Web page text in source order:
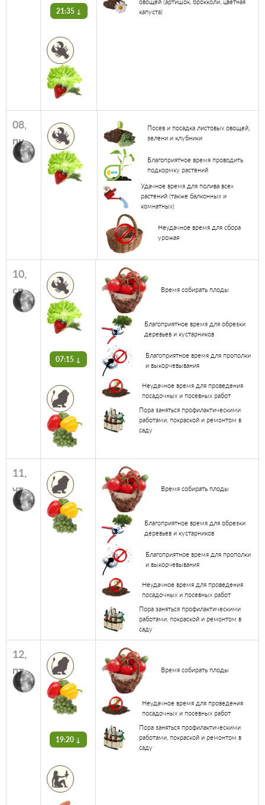
21:35 ↓
овощей (артишок, брокколи, цветная
капуста)
08,
пн
Посев и посадка листовых овощей,
зелени и клубники
Благоприятное время проводить
подкормку растений
Удачное время для полива всех
растений (также балконных и
комнатных)
Неудачное время для сбора
урожая
10,
ср
07:15 ↓
Время собирать плоды
Благоприятное время для обрезки
деревьев и кустарников
Благоприятное время для прополки
и выкорчевывания
Неудачное время для проведения
посадочных и посевных работ
Пора заняться профилактическими
работами, покраской и ремонтом в
саду
11,
чт
Время собирать плоды
Благоприятное время для обрезки
деревьев и кустарников
Благоприятное время для прополки
и выкорчевывания
Неудачное время для проведения
посадочных и посевных работ
Пора заняться профилактическими
работами, покраской и ремонтом в
саду
12,
пт
19:20 ↓
Время собирать плоды
Неудачное время для проведения
посадочных и посевных работ
Пора заняться профилактическими
работами, покраской и ремонтом в
саду